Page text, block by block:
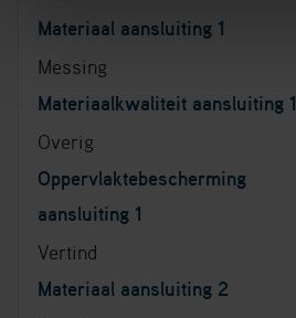
Materiaal aansluiting 1
Messing
Materiaalkwaliteit aansluiting 1
Overig
Oppervlaktebescherming
aansluiting 1
Vertind
Materiaal aansluiting 2